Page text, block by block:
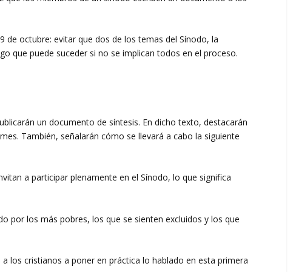
de octubre: evitar que dos de los temas del Sínodo, la
que puede suceder si no se implican todos en el proceso.
un documento de síntesis. En dicho texto, destacarán
También, señalarán cómo se llevará a cabo la siguiente
a participar plenamente en el Sínodo, lo que significa
por los más pobres, los que se sienten excluidos y los que
los cristianos a poner en práctica lo hablado en esta primera